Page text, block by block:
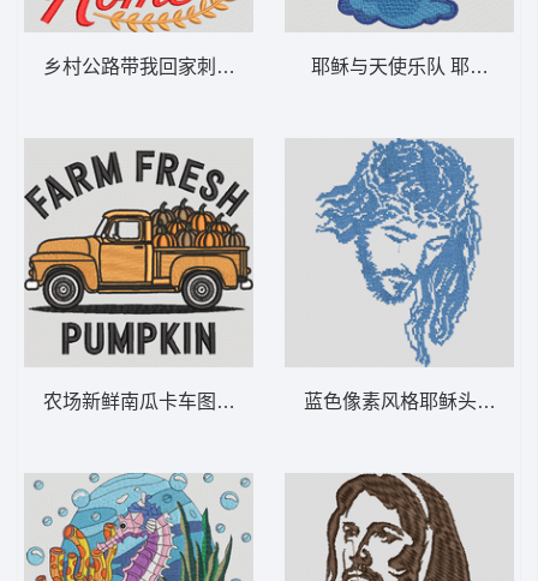
乡村公路带我回家刺绣设计 乡村路带我回家-
农场新鲜南瓜卡车图案 农场新鲜南瓜卡车—
耶稣与天使乐队 耶稣复活
蓝色像素风格耶稣头像 耶